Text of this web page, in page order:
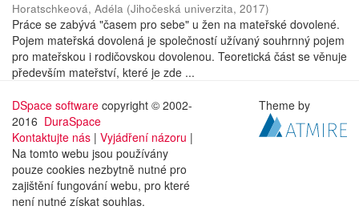
Horatschkeová, Adéla (Jihočeská univerzita, 2017)
Práce se zabývá "časem pro sebe" u žen na mateřské dovolené.
Pojem mateřská dovolená je společností užívaný souhrnný pojem
pro mateřskou i rodičovskou dovolenou. Teoretická část se věnuje
především mateřství, které je zde ...
DSpace software copyright © 2002-
2016 DuraSpace
Kontaktujte nás | Vyjádření názoru |
Na tomto webu jsou používány
pouze cookies nezbytně nutné pro
zajištění fungování webu, pro které
není nutné získat souhlas.
Theme by